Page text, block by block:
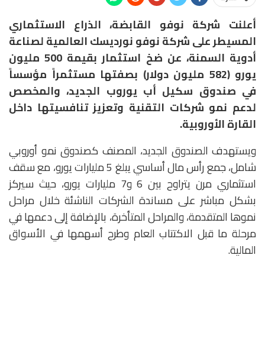
أعلنت شركة نوفو القابضة، الذراع الاستثماري
المسيطر على شركة نوفو نورديسك العالمية لصناعة
أدوية السمنة، عن ضخ استثمار بقيمة 500 مليون
يورو (582 مليون دولار) بصفتها مستثمراً مؤسساً
في صندوق سكيل أب يوروب الجديد، والمخصص
لدعم نمو شركات التقنية وتعزيز تنافسيتها داخل
القارة الأوروبية.
ويستهدف الصندوق الجديد، المصنف كصندوق نمو أوروبي
شامل، جمع رأس مال أساسي يبلغ 5 مليارات يورو، مع سقف
استثماري مرن يتراوح بين 6 و7 مليارات يورو، حيث سيركز
بشكل مباشر على مساندة الشركات الناشئة خلال مراحل
نموها المتقدمة، والمراحل المتأخرة، بالإضافة إلى دعمها في
مرحلة ما قبل الاكتتاب العام وطرح أسهمها في الأسواق
المالية.